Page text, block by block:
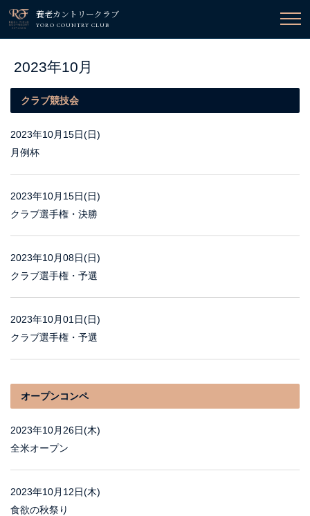
養老カントリークラブ
YORO COUNTRY CLUB
2023年10月
クラブ競技会
2023年10月15日(日)
月例杯
2023年10月15日(日)
クラブ選手権・決勝
2023年10月08日(日)
クラブ選手権・予選
2023年10月01日(日)
クラブ選手権・予選
オープンコンペ
2023年10月26日(木)
全米オープン
2023年10月12日(木)
食欲の秋祭り